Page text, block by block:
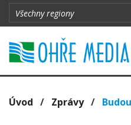
Úvod / Zprávy/